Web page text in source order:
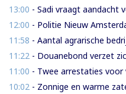
13:00 - Sadi vraagt aandacht voor
12:00 - Politie Nieuw Amsterdam
11:58 - Aantal agrarische
11:22 - Douanebond verzet zich tegen verlies
11:00 - Twee arrestaties voor vernieling
10:02 - Zonnige en warme